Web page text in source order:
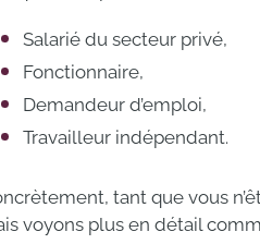
Salarié du secteur privé,
Fonctionnaire,
Demandeur d’emploi,
Travailleur indépendant.
tant que vous
voyons plus en détail